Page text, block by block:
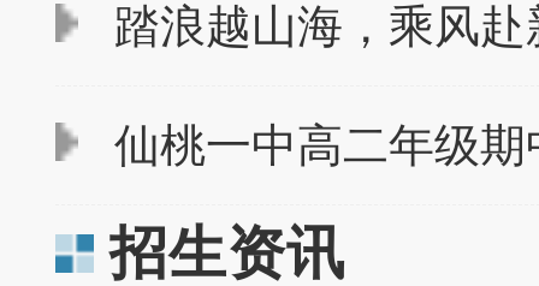
踏浪越山海，乘风赴
仙桃一中高二年级期
招生资讯